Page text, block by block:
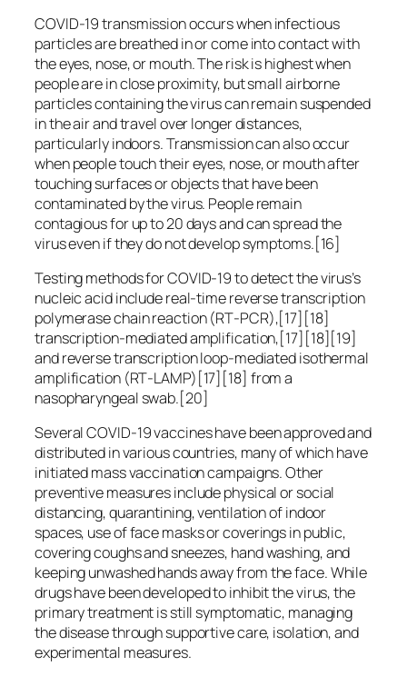
COVID‑19 transmission occurs when infectious
particles are breathed in or come into contact with
the eyes, nose, or mouth. The risk is highest when
people are in close proximity, but small airborne
particles containing the virus can remain suspended
in the air and travel over longer distances,
particularly indoors. Transmission can also occur
when people touch their eyes, nose, or mouth after
touching surfaces or objects that have been
contaminated by the virus. People remain
contagious for up to 20 days and can spread the
virus even if they do not develop symptoms.[16]
Testing methods for COVID-19 to detect the virus’s
nucleic acid include real-time reverse transcription
polymerase chain reaction (RT‑PCR),[17][18]
transcription-mediated amplification,[17][18][19]
and reverse transcription loop-mediated isothermal
amplification (RT‑LAMP)[17][18] from a
nasopharyngeal swab.[20]
Several COVID-19 vaccines have been approved and
distributed in various countries, many of which have
initiated mass vaccination campaigns. Other
preventive measures include physical or social
distancing, quarantining, ventilation of indoor
spaces, use of face masks or coverings in public,
covering coughs and sneezes, hand washing, and
keeping unwashed hands away from the face. While
drugs have been developed to inhibit the virus, the
primary treatment is still symptomatic, managing
the disease through supportive care, isolation, and
experimental measures.